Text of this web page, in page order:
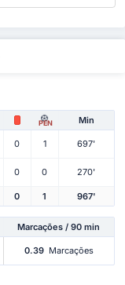
PEN Min
0 1 697'
0 0 270'
0 1 967'
Marcações / 90 min
0.39 Marcações